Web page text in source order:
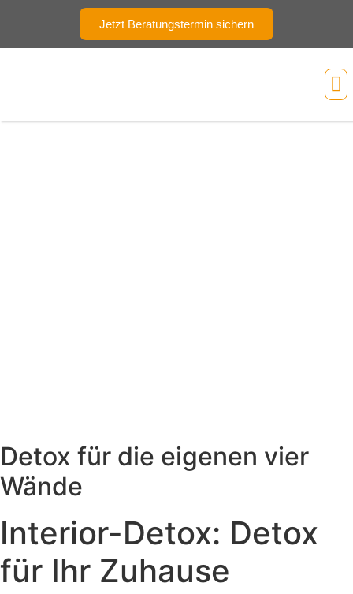
Jetzt Beratungstermin sichern
Detox für die eigenen vier
Wände
Interior-Detox: Detox
für Ihr Zuhause